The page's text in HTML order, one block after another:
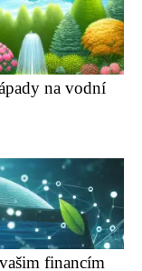
na vodní
financím